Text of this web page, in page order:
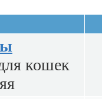
кошек